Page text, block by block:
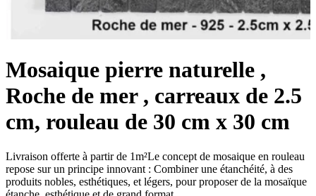
Mosaique pierre naturelle ,
Roche de mer , carreaux de 2.5
cm, rouleau de 30 cm x 30 cm
Livraison offerte à partir de 1m²Le concept de mosaique en rouleau
repose sur un principe innovant : Combiner une étanchéité, à des
produits nobles, esthétiques, et légers, pour proposer de la mosaïque